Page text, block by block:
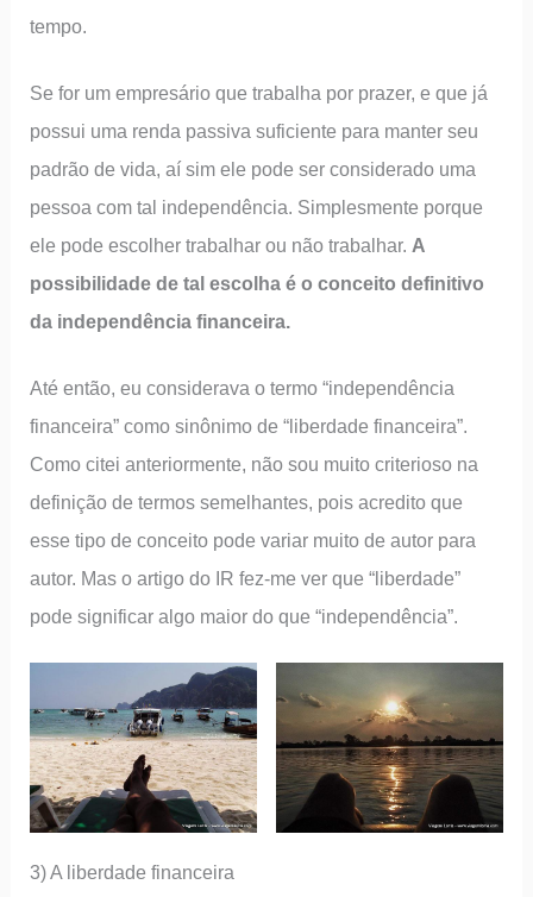
tempo.
Se for um empresário que trabalha por prazer, e que já
possui uma renda passiva suficiente para manter seu
padrão de vida, aí sim ele pode ser considerado uma
pessoa com tal independência. Simplesmente porque
ele pode escolher trabalhar ou não trabalhar. A
possibilidade de tal escolha é o conceito definitivo
da independência financeira.
Até então, eu considerava o termo “independência
financeira” como sinônimo de “liberdade financeira”.
Como citei anteriormente, não sou muito criterioso na
definição de termos semelhantes, pois acredito que
esse tipo de conceito pode variar muito de autor para
autor. Mas o artigo do IR fez-me ver que “liberdade”
pode significar algo maior do que “independência”.
3) A liberdade financeira